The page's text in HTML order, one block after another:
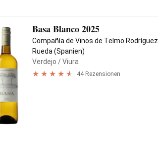
Basa Blanco 2025
Compañía de Vinos de Telmo Rodríguez
Rueda (Spanien)
Verdejo / Viura
44 Rezensionen